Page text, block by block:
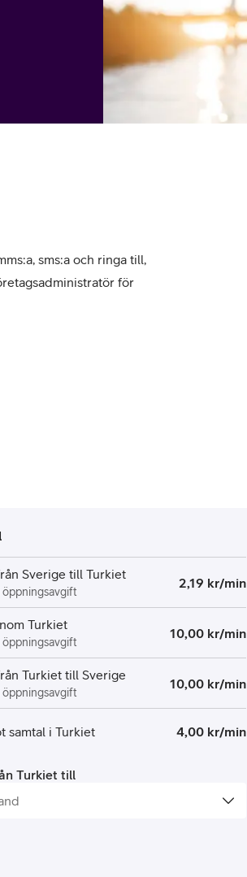
sms:a och ringa till,
för
Sverige till Turkiet
öppningsavgift
2,19 kr/min
Turkiet
öppningsavgift
10,00 kr/min
Turkiet till Sverige
öppningsavgift
10,00 kr/min
samtal i Turkiet 4,00 kr/min
Turkiet till